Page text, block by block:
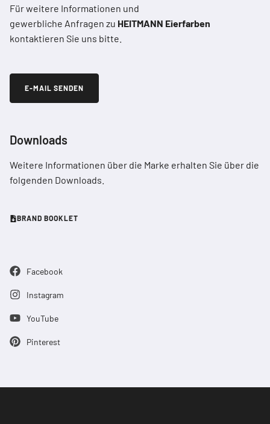
Für weitere Informationen und
gewerbliche Anfragen zu HEITMANN Eierfarben
kontaktieren Sie uns bitte.
E-MAIL SENDEN
Downloads
Weitere Informationen über die Marke erhalten Sie über die
folgenden Downloads.
BRAND BOOKLET
Facebook
Instagram
YouTube
Pinterest